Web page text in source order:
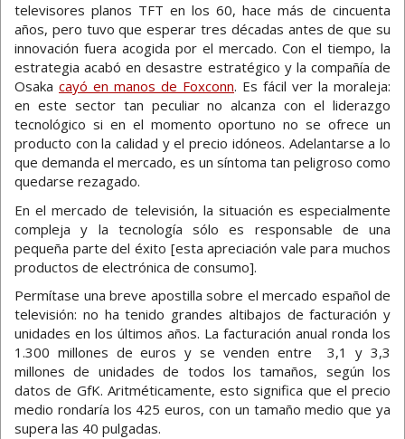
televisores planos TFT en los 60, hace más de cincuenta
años, pero tuvo que esperar tres décadas antes de que su
innovación fuera acogida por el mercado. Con el tiempo, la
estrategia acabó en desastre estratégico y la compañía de
Osaka cayó en manos de Foxconn. Es fácil ver la moraleja:
en este sector tan peculiar no alcanza con el liderazgo
tecnológico si en el momento oportuno no se ofrece un
producto con la calidad y el precio idóneos. Adelantarse a lo
que demanda el mercado, es un síntoma tan peligroso como
quedarse rezagado.
En el mercado de televisión, la situación es especialmente
compleja y la tecnología sólo es responsable de una
pequeña parte del éxito [esta apreciación vale para muchos
productos de electrónica de consumo].
Permítase una breve apostilla sobre el mercado español de
televisión: no ha tenido grandes altibajos de facturación y
unidades en los últimos años. La facturación anual ronda los
1.300 millones de euros y se venden entre 3,1 y 3,3
millones de unidades de todos los tamaños, según los
datos de GfK. Aritméticamente, esto significa que el precio
medio rondaría los 425 euros, con un tamaño medio que ya
supera las 40 pulgadas.